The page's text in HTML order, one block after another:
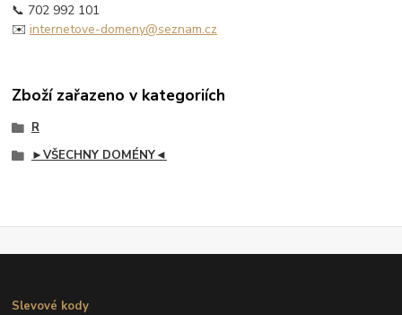
📞 702 992 101
✉️internetove-domeny@seznam.cz
Zboží zařazeno v kategoriích
R
►VŠECHNY DOMÉNY◄
Slevové kody